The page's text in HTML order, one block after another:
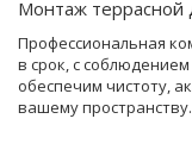
Монтаж террасной
Профессиональная
в срок, с
обеспечим чистоту,
вашему пространству.